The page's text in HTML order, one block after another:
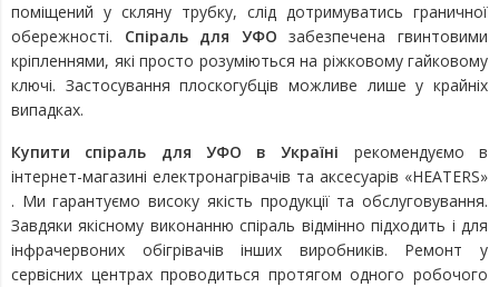
поміщений у скляну трубку, слід дотримуватись граничної
обережності.
Спіраль для УФО
забезпечена гвинтовими
кріпленнями, які просто розуміються на ріжковому гайковому
ключі. Застосування плоскогубців можливе лише у крайніх
випадках.
Купити спіраль для УФО в Україні
рекомендуємо в
інтернет-магазині електронагрівачів та аксесуарів «HEATERS»
. Ми гарантуємо високу якість продукції та обслуговування.
Завдяки якісному виконанню спіраль відмінно підходить і для
інфрачервоних обігрівачів інших виробників. Ремонт у
сервісних центрах проводиться протягом одного робочого